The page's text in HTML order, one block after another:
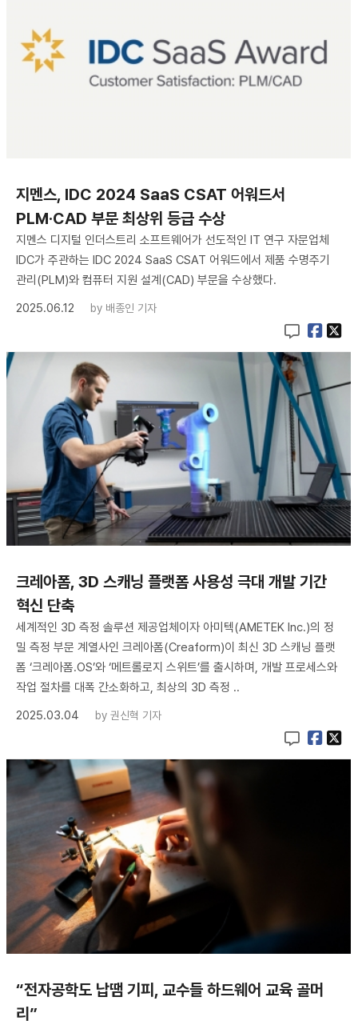
지멘스, IDC 2024 SaaS CSAT 어워드서
PLM·CAD 부문 최상위 등급 수상
지멘스 디지털 인더스트리 소프트웨어가 선도적인 IT 연구 자문업체
IDC가 주관하는 IDC 2024 SaaS CSAT 어워드에서 제품 수명주기
관리(PLM)와 컴퓨터 지원 설계(CAD) 부문을 수상했다.
2025.06.12
by 배종인 기자
크레아폼, 3D 스캐닝 플랫폼 사용성 극대 개발 기간
혁신 단축
세계적인 3D 측정 솔루션 제공업체이자 아미텍(AMETEK Inc.)의 정
밀 측정 부문 계열사인 크레아폼(Creaform)이 최신 3D 스캐닝 플랫
폼 ‘크레아폼.OS’와 ‘메트롤로지 스위트’를 출시하며, 개발 프로세스와
작업 절차를 대폭 간소화하고, 최상의 3D 측정 ..
2025.03.04
by 권신혁 기자
“전자공학도 납땜 기피, 교수들 하드웨어 교육 골머
리”